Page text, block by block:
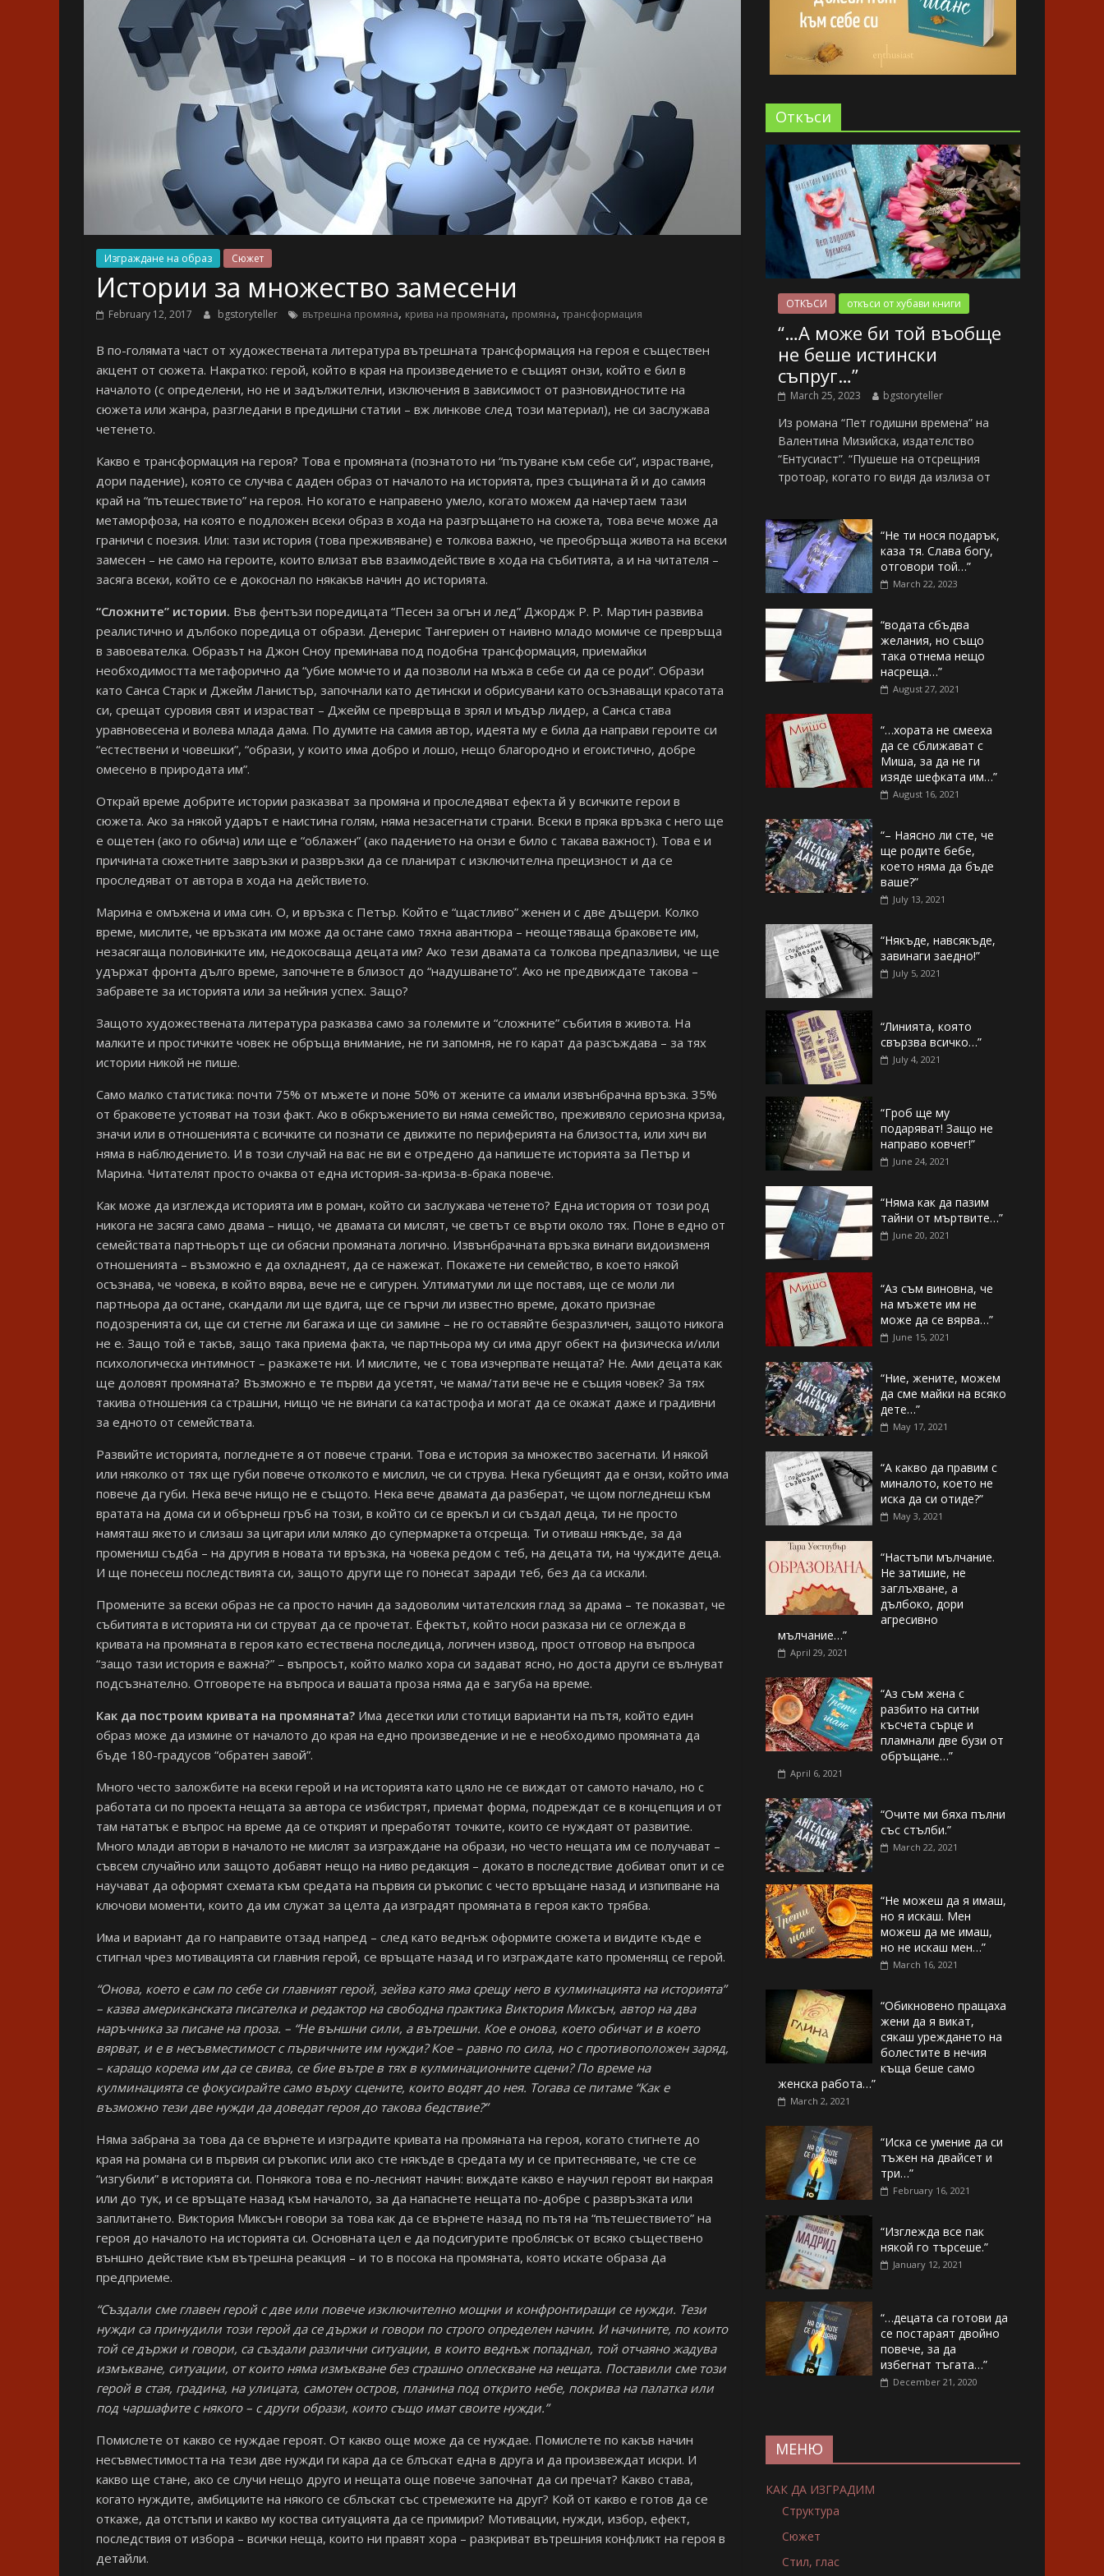
Изграждане на образ Сюжет
Истории за множество замесени
February 12, 2017 bgstoryteller вътрешна промяна, крива на промяната, промяна, трансформация
В по-голямата част от художествената литература вътрешната трансформация на героя е съществен
акцент от сюжета. Накратко: герой, който в края на произведението е същият онзи, който е бил в
началото (с определени, но не и задължителни, изключения в зависимост от разновидностите на
сюжета или жанра, разгледани в предишни статии – вж линкове след този материал), не си заслужава
четенето.
Какво е трансформация на героя? Това е промяната (познатото ни “пътуване към себе си”, израстване,
дори падение), която се случва с даден образ от началото на историята, през същината й и до самия
край на “пътешествието” на героя. Но когато е направено умело, когато можем да начертаем тази
метаморфоза, на която е подложен всеки образ в хода на разгръщането на сюжета, това вече може да
граничи с поезия. Или: тази история (това преживяване) е толкова важно, че преобръща живота на всеки
замесен – не само на героите, които влизат във взаимодействие в хода на събитията, а и на читателя –
засяга всеки, който се е докоснал по някакъв начин до историята.
“Сложните” истории. Във фентъзи поредицата “Песен за огън и лед” Джордж Р. Р. Мартин развива
реалистично и дълбоко поредица от образи. Денерис Тангериен от наивно младо момиче се превръща
в завоевателка. Образът на Джон Сноу преминава под подобна трансформация, приемайки
необходимостта метафорично да “убие момчето и да позволи на мъжа в себе си да се роди”. Образи
като Санса Старк и Джейм Ланистър, започнали като детински и обрисувани като осъзнаващи красотата
си, срещат суровия свят и израстват – Джейм се превръща в зрял и мъдър лидер, а Санса става
уравновесена и волева млада дама. По думите на самия автор, идеята му е била да направи героите си
“естествени и човешки”, “образи, у които има добро и лошо, нещо благородно и егоистично, добре
омесено в природата им”.
Открай време добрите истории разказват за промяна и проследяват ефекта й у всичките герои в
сюжета. Ако за някой ударът е наистина голям, няма незасегнати страни. Всеки в пряка връзка с него ще
е ощетен (ако го обича) или ще е “облажен” (ако падението на онзи е било с такава важност). Това е и
причината сюжетните завръзки и развръзки да се планират с изключителна прецизност и да се
проследяват от автора в хода на действието.
Марина е омъжена и има син. О, и връзка с Петър. Който е “щастливо” женен и с две дъщери. Колко
време, мислите, че връзката им може да остане само тяхна авантюра – неощетяваща браковете им,
незасягаща половинките им, недокосваща децата им? Ако тези двамата са толкова предпазливи, че ще
удържат фронта дълго време, започнете в близост до “надушването”. Ако не предвиждате такова –
забравете за историята или за нейния успех. Защо?
Защото художествената литература разказва само за големите и “сложните” събития в живота. На
малките и простичките човек не обръща внимание, не ги запомня, не го карат да разсъждава – за тях
истории никой не пише.
Само малко статистика: почти 75% от мъжете и поне 50% от жените са имали извънбрачна връзка. 35%
от браковете устояват на този факт. Ако в обкръжението ви няма семейство, преживяло сериозна криза,
значи или в отношенията с всичките си познати се движите по периферията на близостта, или хич ви
няма в наблюдението. И в този случай на вас не ви е отредено да напишете историята за Петър и
Марина. Читателят просто очаква от една история-за-криза-в-брака повече.
Как може да изглежда историята им в роман, който си заслужава четенето? Една история от този род
никога не засяга само двама – нищо, че двамата си мислят, че светът се върти около тях. Поне в едно от
семействата партньорът ще си обясни промяната логично. Извънбрачната връзка винаги видоизменя
отношенията – възможно е да охладнеят, да се нажежат. Покажете ни семейство, в което някой
осъзнава, че човека, в който вярва, вече не е сигурен. Ултиматуми ли ще поставя, ще се моли ли
партньора да остане, скандали ли ще вдига, ще се гърчи ли известно време, докато признае
подозренията си, ще си стегне ли багажа и ще си замине – не го оставяйте безразличен, защото никога
не е. Защо той е такъв, защо така приема факта, че партньора му си има друг обект на физическа и/или
психологическа интимност – разкажете ни. И мислите, че с това изчерпвате нещата? Не. Ами децата как
ще доловят промяната? Възможно е те първи да усетят, че мама/тати вече не е същия човек? За тях
такива отношения са страшни, нищо че не винаги са катастрофа и могат да се окажат даже и градивни
за едното от семействата.
Развийте историята, погледнете я от повече страни. Това е история за множество засегнати. И някой
или няколко от тях ще губи повече отколкото е мислил, че си струва. Нека губещият да е онзи, който има
повече да губи. Нека вече нищо не е същото. Нека вече двамата да разберат, че щом погледнеш към
вратата на дома си и обърнеш гръб на този, в който си се врекъл и си създал деца, ти не просто
намяташ якето и слизаш за цигари или мляко до супермаркета отсреща. Ти отиваш някъде, за да
промениш съдба – на другия в новата ти връзка, на човека редом с теб, на децата ти, на чуждите деца.
И ще понесеш последствията си, защото други ще го понесат заради теб, без да са искали.
Промените за всеки образ не са просто начин да задоволим читателския глад за драма – те показват, че
събитията в историята ни си струват да се прочетат. Ефектът, който носи разказа ни се оглежда в
кривата на промяната в героя като естествена последица, логичен извод, прост отговор на въпроса
“защо тази история е важна?” – въпросът, който малко хора си задават ясно, но доста други се вълнуват
подсъзнателно. Отговорете на въпроса и вашата проза няма да е загуба на време.
Как да построим кривата на промяната? Има десетки или стотици варианти на пътя, който един
образ може да измине от началото до края на едно произведение и не е необходимо промяната да
бъде 180-градусов “обратен завой”.
Много често заложбите на всеки герой и на историята като цяло не се виждат от самото начало, но с
работата си по проекта нещата за автора се избистрят, приемат форма, подреждат се в концепция и от
там нататък е въпрос на време да се открият и преработят точките, които се нуждаят от развитие.
Много млади автори в началото не мислят за изграждане на образи, но често нещата им се получават –
съвсем случайно или защото добавят нещо на ниво редакция – докато в последствие добиват опит и се
научават да оформят схемата към средата на първия си ръкопис с често връщане назад и изпипване на
ключови моменти, които да им служат за целта да изградят промяната в героя както трябва.
Има и вариант да го направите отзад напред – след като веднъж оформите сюжета и видите къде е
стигнал чрез мотивацията си главния герой, се връщате назад и го изграждате като променящ се герой.
“Онова, което е сам по себе си главният герой, зейва като яма срещу него в кулминацията на историята”
– казва американската писателка и редактор на свободна практика Виктория Миксън, автор на два
наръчника за писане на проза. – “Не външни сили, а вътрешни. Кое е онова, което обичат и в което
вярват, и е в несъвместимост с първичните им нужди? Кое – равно по сила, но с противоположен заряд,
– каращо корема им да се свива, се бие вътре в тях в кулминационните сцени? По време на
кулминацията се фокусирайте само върху сцените, които водят до нея. Тогава се питаме “Как е
възможно тези две нужди да доведат героя до такова бедствие?”
Няма забрана за това да се върнете и изградите кривата на промяната на героя, когато стигнете до
края на романа си в първия си ръкопис или ако сте някъде в средата му и се притеснявате, че сте се
“изгубили” в историята си. Понякога това е по-лесният начин: виждате какво е научил героят ви накрая
или до тук, и се връщате назад към началото, за да напаснете нещата по-добре с развръзката или
заплитането. Виктория Миксън говори за това как да се върнете назад по пътя на “пътешествието” на
героя до началото на историята си. Основната цел е да подсигурите проблясък от всяко съществено
външно действие към вътрешна реакция – и то в посока на промяната, която искате образа да
предприеме.
“Създали сме главен герой с две или повече изключително мощни и конфронтиращи се нужди. Тези
нужди са принудили този герой да се държи и говори по строго определен начин. И начините, по които
той се държи и говори, са създали различни ситуации, в които веднъж попаднал, той отчаяно жадува
измъкване, ситуации, от които няма измъкване без страшно оплескване на нещата. Поставили сме този
герой в стая, градина, на улицата, самотен остров, планина под открито небе, покрива на палатка или
под чаршафите с някого – с други образи, които също имат своите нужди.”
Помислете от какво се нуждае героят. От какво още може да се нуждае. Помислете по какъв начин
несъвместимостта на тези две нужди ги кара да се блъскат една в друга и да произвеждат искри. И
какво ще стане, ако се случи нещо друго и нещата още повече започнат да си пречат? Какво става,
когато нуждите, амбициите на някого се сблъскат със стремежите на друг? Кой от какво е готов да се
откаже, да отстъпи и какво му коства ситуацията да се примири? Мотивации, нужди, избор, ефект,
последствия от избора – всички неща, които ни правят хора – разкриват вътрешния конфликт на героя в
детайли.
Oткъси
ОТКЪСИ откъси от хубави книги
“…А може би той въобще
не беше истински
съпруг…”
March 25, 2023 bgstoryteller
Из романа “Пет годишни времена” на
Валентина Мизийска, издателство
“Ентусиаст”. “Пушеше на отсрещния
тротоар, когато го видя да излиза от
“Не ти нося подарък,
каза тя. Слава богу,
отговори той…”
March 22, 2023
“водата сбъдва
желания, но също
така отнема нещо
насреща…”
August 27, 2021
“…хората не смееха
да се сближават с
Миша, за да не ги
изяде шефката им…”
August 16, 2021
“– Наясно ли сте, че
ще родите бебе,
което няма да бъде
ваше?”
July 13, 2021
“Някъде, навсякъде,
завинаги заедно!”
July 5, 2021
“Линията, която
свързва всичко…”
July 4, 2021
“Гроб ще му
подаряват! Защо не
направо ковчег!”
June 24, 2021
“Няма как да пазим
тайни от мъртвите…”
June 20, 2021
“Аз съм виновна, че
на мъжете им не
може да се вярва…”
June 15, 2021
“Ние, жените, можем
да сме майки на всяко
дете…”
May 17, 2021
“А какво да правим с
миналото, което не
иска да си отиде?”
May 3, 2021
“Настъпи мълчание.
Не затишие, не
заглъхване, а
дълбоко, дори
агресивно
мълчание…”
April 29, 2021
“Аз съм жена с
разбито на ситни
късчета сърце и
пламнали две бузи от
обръщане…”
April 6, 2021
“Очите ми бяха пълни
със стълби.”
March 22, 2021
“Не можеш да я имаш,
но я искаш. Мен
можеш да ме имаш,
но не искаш мен…”
March 16, 2021
“Обикновено пращаха
жени да я викат,
сякаш уреждането на
болестите в нечия
къща беше само
женска работа…”
March 2, 2021
“Иска се умение да си
тъжен на двайсет и
три…”
February 16, 2021
“Изглежда все пак
някой го търсеше.”
January 12, 2021
“…децата са готови да
се постараят двойно
повече, за да
избегнат тъгата…”
December 21, 2020
МЕНЮ
КАК ДА ИЗГРАДИМ
Структура
Сюжет
Стил, глас